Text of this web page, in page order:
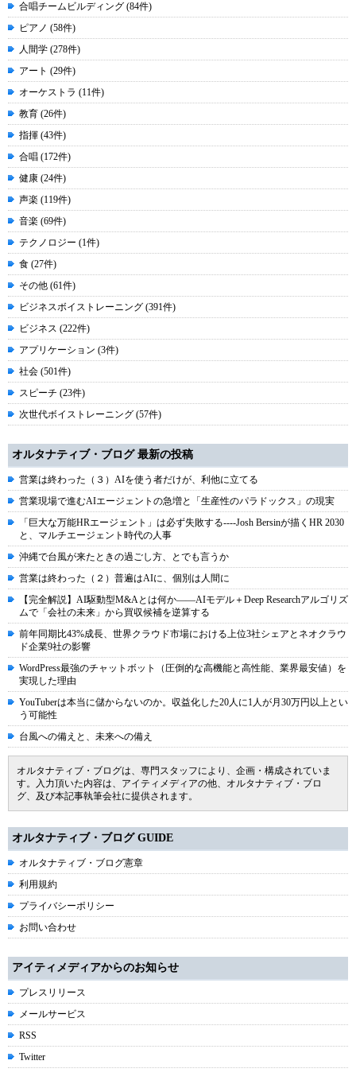
合唱チームビルディング (84件)
ピアノ (58件)
人間学 (278件)
アート (29件)
オーケストラ (11件)
教育 (26件)
指揮 (43件)
合唱 (172件)
健康 (24件)
声楽 (119件)
音楽 (69件)
テクノロジー (1件)
食 (27件)
その他 (61件)
ビジネスボイストレーニング (391件)
ビジネス (222件)
アプリケーション (3件)
社会 (501件)
スピーチ (23件)
次世代ボイストレーニング (57件)
オルタナティブ・ブログ 最新の投稿
営業は終わった（３）AIを使う者だけが、利他に立てる
営業現場で進むAIエージェントの急増と「生産性のパラドックス」の現実
「巨大な万能HRエージェント」は必ず失敗する----Josh Bersinが描くHR 2030
と、マルチエージェント時代の人事
沖縄で台風が来たときの過ごし方、とでも言うか
営業は終わった（２）普遍はAIに、個別は人間に
【完全解説】AI駆動型M&Aとは何か――AIモデル＋Deep Researchアルゴリズ
ムで「会社の未来」から買収候補を逆算する
前年同期比43%成長、世界クラウド市場における上位3社シェアとネオクラウ
ド企業9社の影響
WordPress最強のチャットボット（圧倒的な高機能と高性能、業界最安値）を
実現した理由
YouTuberは本当に儲からないのか。収益化した20人に1人が月30万円以上とい
う可能性
台風への備えと、未来への備え
オルタナティブ・ブログは、専門スタッフにより、企画・構成されていま
す。入力頂いた内容は、アイティメディアの他、オルタナティブ・ブロ
グ、及び本記事執筆会社に提供されます。
オルタナティブ・ブログ GUIDE
オルタナティブ・ブログ憲章
利用規約
プライバシーポリシー
お問い合わせ
アイティメディアからのお知らせ
プレスリリース
メールサービス
RSS
Twitter